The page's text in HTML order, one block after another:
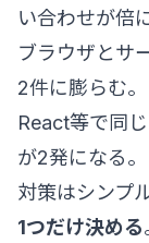
い合わせが倍
ブラウザとサ
2件に膨らむ。
React等で同
が2発になる。
対策はシンプル
1つだけ決める